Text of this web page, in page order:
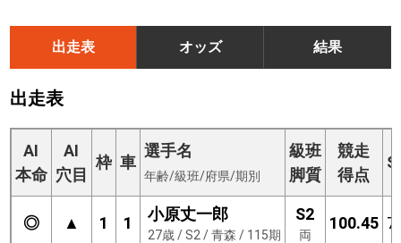
出走表 オッズ 結果
出走表
AI
本命
AI
穴目
枠 車
選手名
年齢/級班/府県/期別
級班
脚質
競走
得点
S
◎ ▲ 1 1 小原丈一郎
27歳 / S2 / 青森 / 115期
S2
両
100.45 7